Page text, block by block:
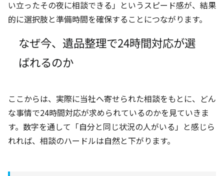
い立ったその夜に相談できる」というスピード感が、結果
的に選択肢と準備時間を確保することにつながります。
なぜ今、遺品整理で24時間対応が選
ばれるのか
ここからは、実際に当社へ寄せられた相談をもとに、どん
な事情で24時間対応が求められているのかを見ていきま
す。数字を通して「自分と同じ状況の人がいる」と感じら
れれば、相談のハードルは自然と下がります。